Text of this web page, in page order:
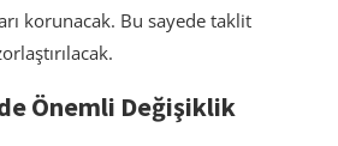
korunacak. Bu sayede taklit
Önemli Değişiklik